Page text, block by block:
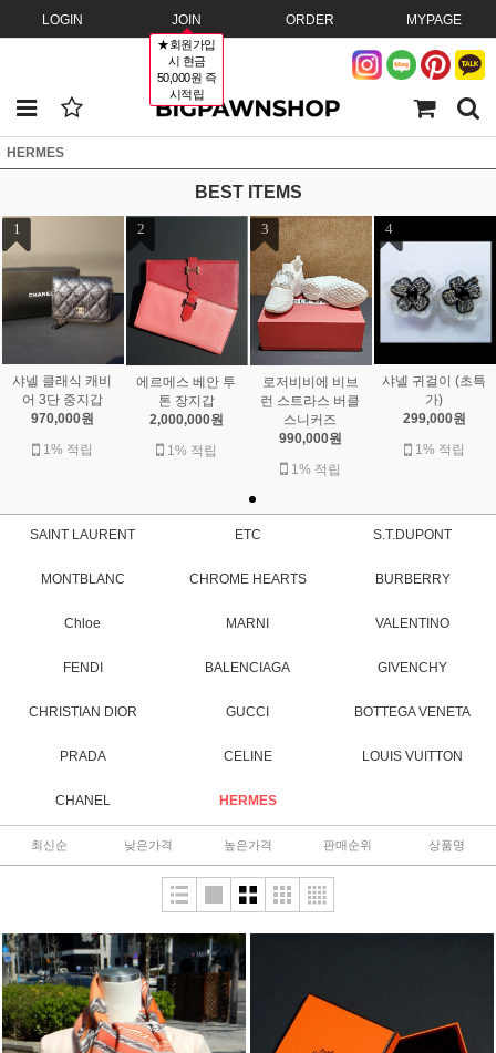
LOGIN JOIN
★회원가입
시 현금
50,000원 즉
시적립
ORDER MYPAGE
HERMES
BEST ITEMS
1
샤넬 클래식 캐비
어 3단 중지갑
970,000원
1% 적립
2
에르메스 베안 투
톤 장지갑
2,000,000원
1% 적립
3
로저비비에 비브
런 스트라스 버클
스니커즈
990,000원
1% 적립
4
샤넬 귀걸이 (초특
가)
299,000원
1% 적립
SAINT LAURENT ETC S.T.DUPONT
MONTBLANC CHROME HEARTS BURBERRY
Chloe MARNI VALENTINO
FENDI BALENCIAGA GIVENCHY
CHRISTIAN DIOR GUCCI BOTTEGA VENETA
PRADA CELINE LOUIS VUITTON
CHANEL HERMES
최신순 낮은가격 높은가격 판매순위 상품명